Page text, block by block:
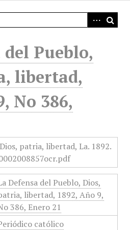
del Pueblo,
libertad,
No 386,
Defensa del Pueblo, Dios,
libertad, 1892, Año 9,
386, Enero 21
católico